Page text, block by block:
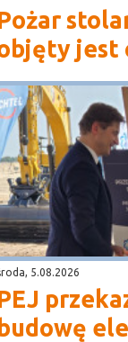
jest
5.08.2026
budowę